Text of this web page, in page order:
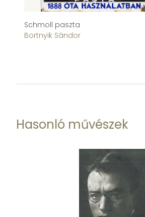
Schmoll paszta
Bortnyik Sándor
Hasonló művészek